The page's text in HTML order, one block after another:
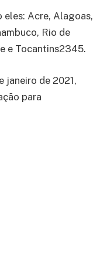
eles: Acre, Alagoas,
Rio de
e Tocantins2345.
janeiro de 2021,
para